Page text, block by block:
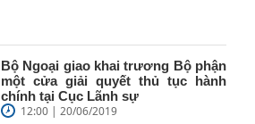
Bộ Ngoại giao khai trương Bộ phận
một cửa giải quyết thủ tục hành
chính tại Cục Lãnh sự
12:00 | 20/06/2019